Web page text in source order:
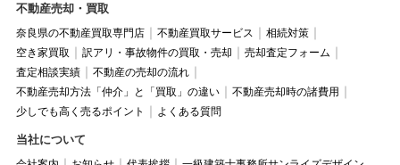
不動産売却・買取
奈良県の不動産買取専門店 不動産買取サービス
相続対策
空き家買取
訳アリ・事故物件の買取・売却
売却査定フォーム
査定相談実績
不動産の売却の流れ
不動産売却方法「仲介」と「買取」の違い
不動産売却時の諸費用
少しでも高く売るポイント
よくある質問
当社について